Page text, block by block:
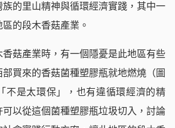
的里山精神與循環經濟實踐，其中一
的段木香菇產業。
菇產業時，有一個隱憂是此地區有些
買來的香菇菌種塑膠瓶就地燃燒（圖
不是太環保」，也有違循環經濟的精
以從這個菌種塑膠瓶垃圾切入，討論